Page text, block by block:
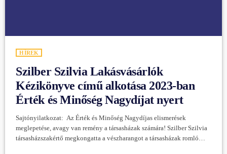
HÍREK
Szilber Szilvia Lakásvásárlók
Kézikönyve című alkotása 2023-ban
Érték és Minőség Nagydíjat nyert
Sajtónyilatkozat: Az Érték és Minőség Nagydíjas elismerések
meglepetése, avagy van remény a társasházak számára! Szilber Szilvia
társasházszakértő megkongatta a vészharangot a társasházak romló